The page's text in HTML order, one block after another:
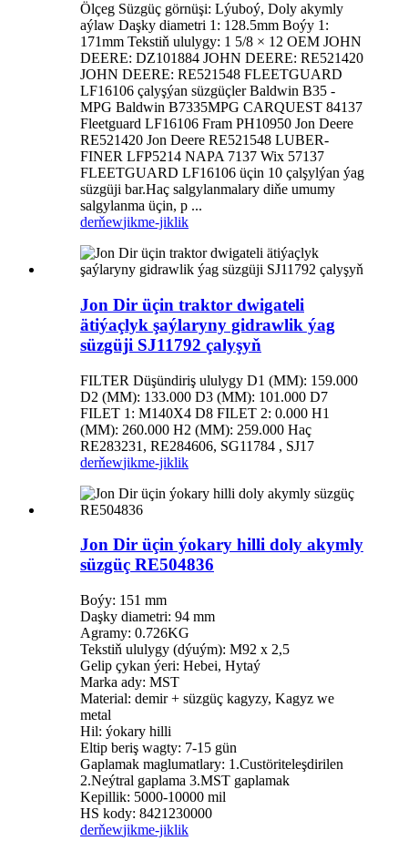
Ölçeg Süzgüç görnüşi: Lýuboý, Doly akymly
aýlaw Daşky diametri 1: 128.5mm Boýy 1:
171mm Tekstiň ululygy: 1 5/8 × 12 OEM JOHN
DEERE: DZ101884 JOHN DEERE: RE521420
JOHN DEERE: RE521548 FLEETGUARD
LF16106 çalyşýan süzgüçler Baldwin B35 -
MPG Baldwin B7335MPG CARQUEST 84137
Fleetguard LF16106 Fram PH10950 Jon Deere
RE521420 Jon Deere RE521548 LUBER-
FINER LFP5214 NAPA 7137 Wix 57137
FLEETGUARD LF16106 üçin 10 çalşylýan ýag
süzgüji bar.Haç salgylanmalary diňe umumy
salgylanma üçin, p ...
derňewjikme-jiklik
Jon Dir üçin traktor dwigateli
ätiýaçlyk şaýlaryny gidrawlik ýag
süzgüji SJ11792 çalyşyň
FILTER Düşündiriş ululygy D1 (MM): 159.000
D2 (MM): 133.000 D3 (MM): 101.000 D7
FILET 1: M140X4 D8 FILET 2: 0.000 H1
(MM): 260.000 H2 (MM): 259.000 Haç
RE283231, RE284606, SG11784 , SJ17
derňewjikme-jiklik
Jon Dir üçin ýokary hilli doly akymly
süzgüç RE504836
Boýy: 151 mm
Daşky diametri: 94 mm
Agramy: 0.726KG
Tekstiň ululygy (dýuým): M92 x 2,5
Gelip çykan ýeri: Hebei, Hytaý
Marka ady: MST
Material: demir + süzgüç kagyzy, Kagyz we
metal
Hil: ýokary hilli
Eltip beriş wagty: 7-15 gün
Gaplamak maglumatlary: 1.Custöriteleşdirilen
2.Neýtral gaplama 3.MST gaplamak
Kepillik: 5000-10000 mil
HS kody: 8421230000
derňewjikme-jiklik